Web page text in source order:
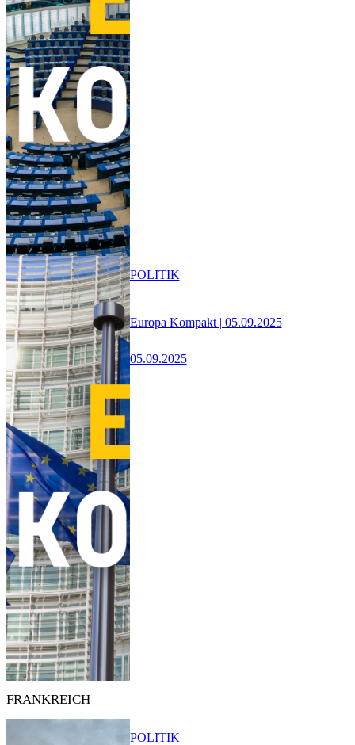
Europa Kompakt | 05.09.2025
05.09.2025
POLITIK
FRANKREICH
POLITIK